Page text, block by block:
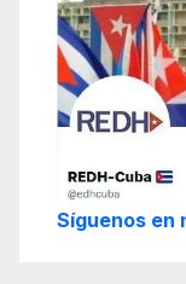
Síguenos en